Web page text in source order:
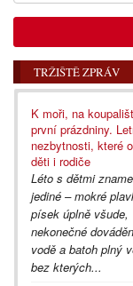
TRŽIŠTĚ ZPRÁV
K moři, na
první prázdniny.
nezbytnosti, které
děti i rodiče
Léto s dětmi
jediné – mokré
písek úplně všude,
nekonečné
vodě a batoh plný
bez kterých...